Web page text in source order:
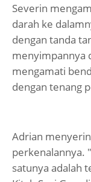
Severin
darah ke
dengan tanda
menyimpannya
mengamati
dengan tenang
Adrian
perkenalannya.
satunya adalah